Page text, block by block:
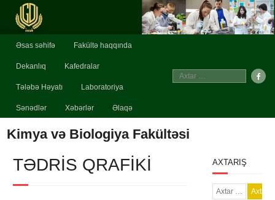
Əsas səhifə Fakültə haqqında
Dekanlıq Kafedralar
Tələbə Həyatı Laboratoriya
Sənədlər Xəbərlər Əlaqə
Kimya və Biologiya Fakültəsi
TƏDRIS QRAFIKI AXTARIŞ